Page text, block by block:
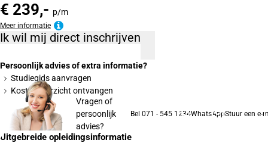
€ 239,- p/m
Meer informatie
Ik wil mij direct inschrijven
Persoonlijk advies of extra informatie?
Studiegids aanvragen
Kostenoverzicht ontvangen
Vragen of
persoonlijk
advies?
Bel 071 - 545 1234WhatsAppStuur een e-
Uitgebreide opleidingsinformatie